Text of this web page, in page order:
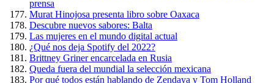
prensa
Murat Hinojosa presenta libro sobre Oaxaca
Descubre nuevos sabores: Balta
Las mujeres en el mundo digital actual
¿Qué nos deja Spotify del 2022?
Brittney Griner encarcelada en Rusia
Queda fuera del mundial la selección mexicana
Por qué todos están hablando de Zendaya y Tom Holland